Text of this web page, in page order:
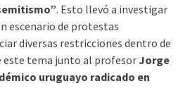
. Esto llevó a investigar
escenario de protestas
diversas restricciones dentro de
este tema junto al profesor Jorge
uruguayo radicado en